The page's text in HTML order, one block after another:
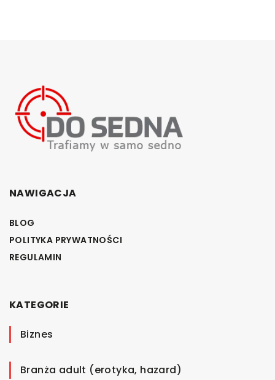
NAWIGACJA
BLOG
POLITYKA PRYWATNOŚCI
REGULAMIN
KATEGORIE
Biznes
Branża adult (erotyka, hazard)